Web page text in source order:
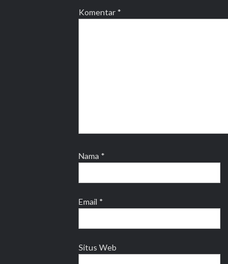
Komentar *
Nama *
Email *
Situs Web